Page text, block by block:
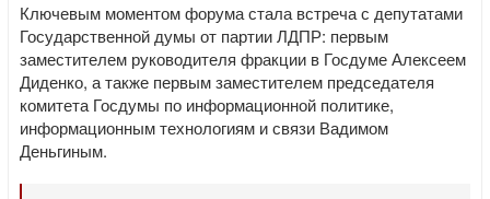
Ключевым моментом форума стала встреча с депутатами
Государственной думы от партии ЛДПР: первым
заместителем руководителя фракции в Госдуме Алексеем
Диденко, а также первым заместителем председателя
комитета Госдумы по информационной политике,
информационным технологиям и связи Вадимом
Деньгиным.